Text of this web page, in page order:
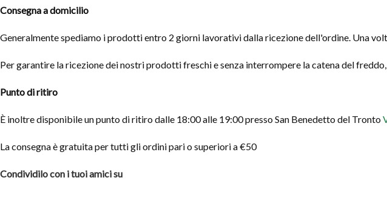
Consegna a domicilio
Generalmente spediamo i prodotti entro 2 giorni lavorativi dalla ricezione dell'ordine. Una
Per garantire la ricezione dei nostri prodotti freschi e senza interrompere la catena del
Punto di ritiro
È inoltre disponibile un punto di ritiro dalle 18:00 alle 19:00 presso San Benedetto del Tronto
La consegna è gratuita per tutti gli ordini pari o superiori a €50
Condividilo con i tuoi amici su